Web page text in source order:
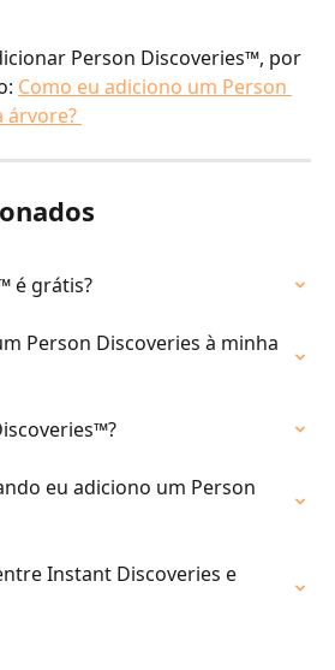
Person Discoveries™, por
Como eu adiciono um Person
árvore?
é grátis?
Person Discoveries à minha
eu adiciono um Person
Instant Discoveries e